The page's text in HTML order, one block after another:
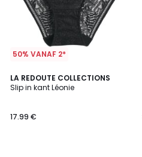
50% VANAF 2*
LA REDOUTE COLLECTIONS
Slip in kant Léonie
17.99 €
4.9
/ 5